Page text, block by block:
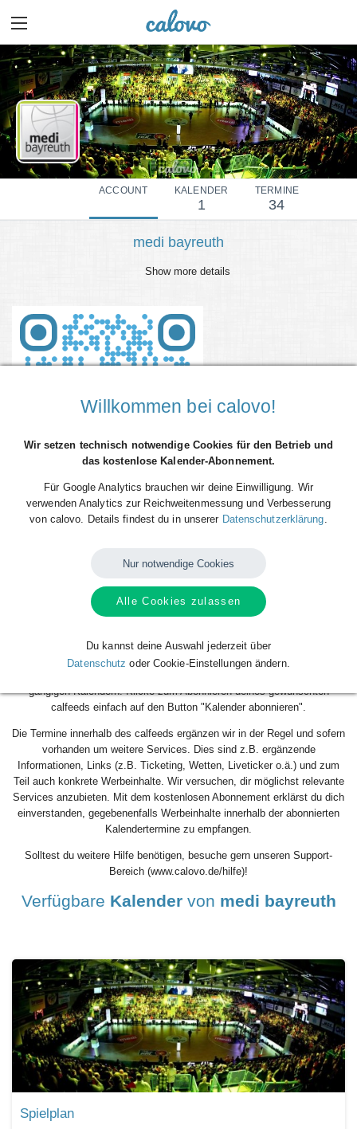
ACCOUNT KALENDER
1
TERMINE
34
medi bayreuth
Show more details
oder Desktop-PC integrieren? Kein Problem mit den kostenlosen
calfeeds von calovo. Einfach abonnieren und fertig! Das Beste daran:
sobald neue (Spiel-)Termine angelegt oder geändert werden, aktualisiert
sich dein Kalender automatisch. Du musst nach dem kostenlosen
einzutragen gehört also der Vergangenheit an. Los geht´s!
gängigen Kalendern. Klicke zum Abonnieren deines gewünschten
calfeeds einfach auf den Button "Kalender abonnieren".
Die Termine innerhalb des calfeeds ergänzen wir in der Regel und sofern
vorhanden um weitere Services. Dies sind z.B. ergänzende
Informationen, Links (z.B. Ticketing, Wetten, Liveticker o.ä.) und zum
Teil auch konkrete Werbeinhalte. Wir versuchen, dir möglichst relevante
Services anzubieten. Mit dem kostenlosen Abonnement erklärst du dich
einverstanden, gegebenenfalls Werbeinhalte innerhalb der abonnierten
Kalendertermine zu empfangen.
Solltest du weitere Hilfe benötigen, besuche gern unseren Support-
Bereich (www.calovo.de/hilfe)!
Verfügbare Kalendervon medi bayreuth
Spielplan
Willkommen bei calovo!
Wir setzen technisch notwendige Cookies für den Betrieb und
das kostenlose Kalender-Abonnement.
Für Google Analytics brauchen wir deine Einwilligung. Wir
verwenden Analytics zur Reichweitenmessung und Verbesserung
von calovo. Details findest du in unserer Datenschutzerklärung.
Nur notwendige Cookies
Alle Cookies zulassen
Du kannst deine Auswahl jederzeit über
Datenschutz oder Cookie-Einstellungen ändern.